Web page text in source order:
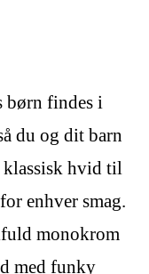
børn findes i
du og dit barn
klassisk hvid til
enhver smag.
monokrom
med funky